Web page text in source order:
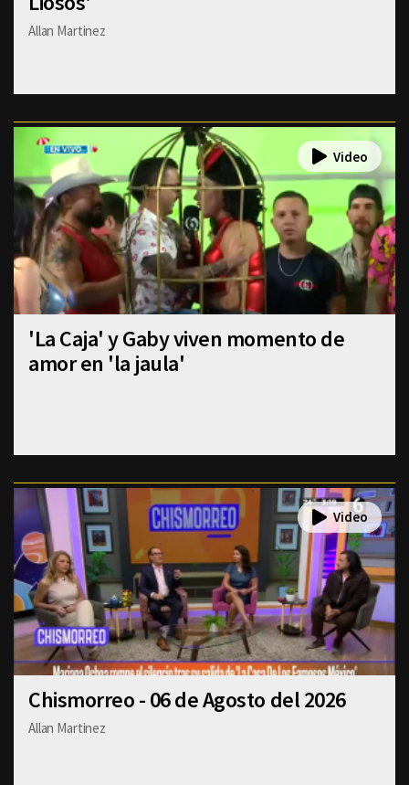
Allan Martinez
'La Caja' y Gaby viven momento de
amor en 'la jaula'
Chismorreo - 06 de Agosto del 2026
Allan Martinez